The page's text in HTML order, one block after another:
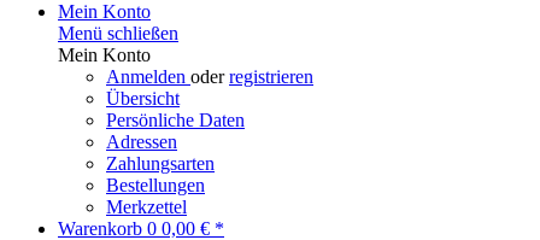
Mein Konto
Menü schließen
Mein Konto
Anmelden oderregistrieren
Übersicht
Persönliche Daten
Adressen
Zahlungsarten
Bestellungen
Merkzettel
Warenkorb 0 0,00 € *